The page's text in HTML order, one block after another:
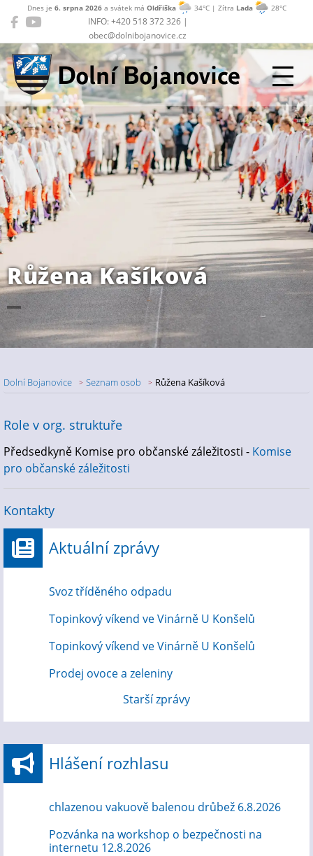
INFO: +420 518 372 326 |
obec@dolnibojanovice.cz
Dnes je 6. srpna 2026a svátek má Oldřiška 34°C | Zítra Lada 28°C
Dolní Bojanovice
Růžena Kašíková
Dolní Bojanovice Seznam osob Růžena Kašíková
Role v org. struktuře
Předsedkyně Komise pro občanské záležitosti - Komise
pro občanské záležitosti
Kontakty
Aktuální zprávy
Svoz tříděného odpadu
Topinkový víkend ve Vinárně U Konšelů
Topinkový víkend ve Vinárně U Konšelů
Prodej ovoce a zeleniny
Starší zprávy
Hlášení rozhlasu
chlazenou vakuově balenou drůbež 6.8.2026
Pozvánka na workshop o bezpečnosti na
internetu 12.8.2026